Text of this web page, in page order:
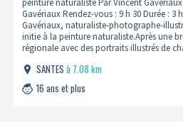
peinture naturaliste Par Vincent
Gavériaux Rendez-vous : 9 h 30 Durée : 3
Gavériaux, naturaliste-photographe-
initie à la peinture naturaliste.Après une
régionale avec des portraits illustrés de
SANTESà 7.08 km
16 ans et plus